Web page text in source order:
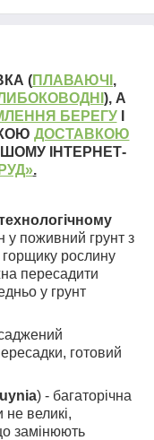
(ПЛАВАЮЧІ ,
), А
БЕРЕГУІ
ДОСТАВКОЮ
ІНТЕРНЕТ-
.
у поживний грунт з
рослину
пересадити
у грунт
готовий
) - багаторічна
великі,
замінюють